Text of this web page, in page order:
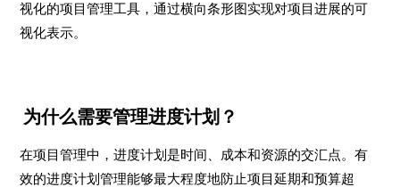
视化的项目管理工具，通过横向条形图实现对项目进展的可
视化表示。
为什么需要管理进度计划？
在项目管理中，进度计划是时间、成本和资源的交汇点。有
效的进度计划管理能够最大程度地防止项目延期和预算超